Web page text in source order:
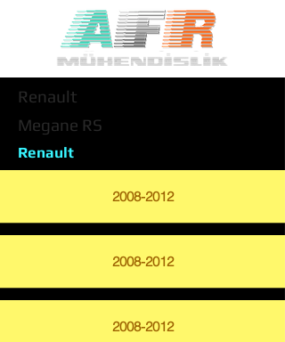
Renault
Megane RS
Renault
2008-2012
2008-2012
2008-2012